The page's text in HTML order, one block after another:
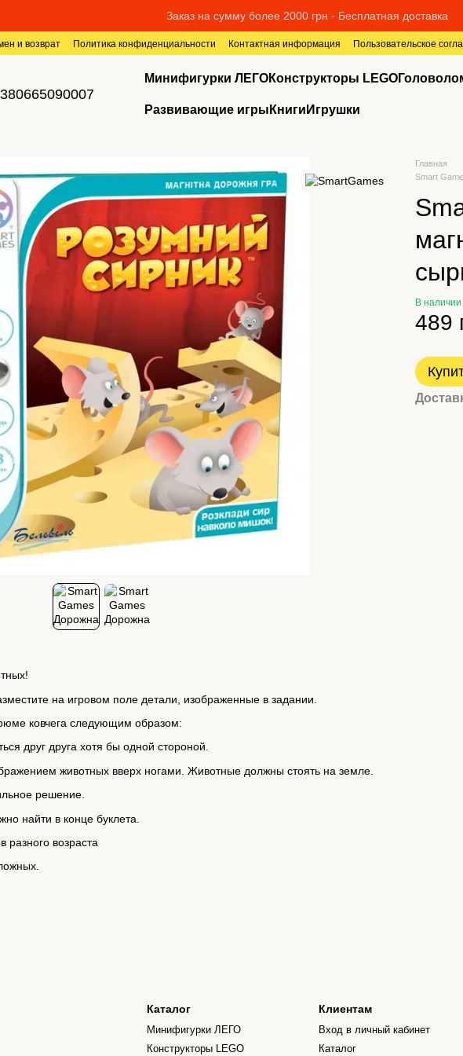
Заказ на сумму более 2000 грн - Бесплатная доставка
и возврат Политика конфиденциальности Контактная информация Пользовательское
Минифигурки ЛЕГОКонструкторы LEGO
Развивающие игры Книги Игрушки
на игровом поле детали, изображенные в задании.
ковчега следующим образом:
друг друга хотя бы одной стороной.
животных вверх ногами. Животные должны стоять на земле.
решение.
найти в конце буклета.
разного возраста
Главная
Smart
В наличии
489
Каталог
Минифигурки ЛЕГО
Конструкторы LEGO
Клиентам
Вход в личный кабинет
Каталог